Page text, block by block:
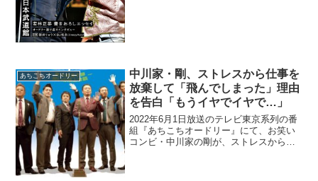
あちこちオードリー
中川家・剛、ストレスから仕事を
放棄して「飛んでしまった」理由
を告白「もうイヤでイヤで…」
2022年6月1日放送のテレビ東京系列の番
組『あちこちオードリー』にて、お笑い
コンビ・中川家の剛が、ストレスから仕